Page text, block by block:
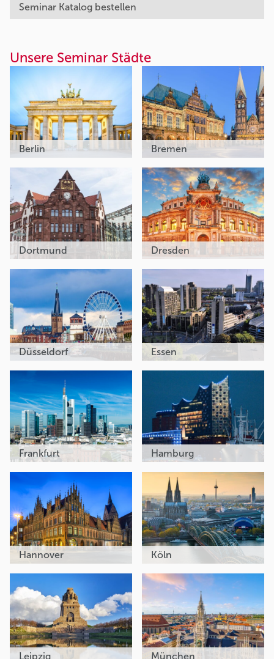
Seminar Katalog bestellen
Unsere Seminar Städte
Berlin Bremen
Dortmund Dresden
Düsseldorf Essen
Frankfurt Hamburg
Hannover Köln
Leipzig München